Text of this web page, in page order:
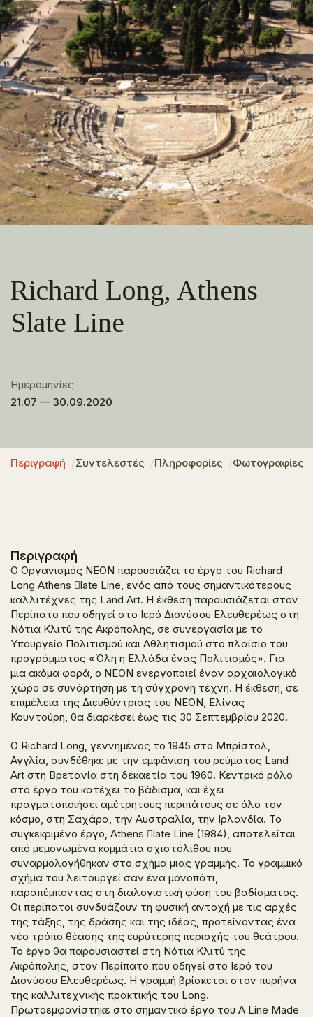
Richard Long, Athens
Slate Line
Ημερομηνίες
21.07 — 30.09.2020
Περιγραφή Συντελεστές Πληροφορίες Φωτογραφίες
Περιγραφή
Ο Οργανισμός ΝΕΟΝ παρουσιάζει το έργο του Richard
Long Athens 􀁞late Line, ενός από τους σημαντικότερους
καλλιτέχνες της Land Art. Η έκθεση παρουσιάζεται στον
Περίπατο που οδηγεί στο Ιερό Διονύσου Ελευθερέως στη
Νότια Κλιτύ της Ακρόπολης, σε συνεργασία με το
Υπουργείο Πολιτισμού και Αθλητισμού στο πλαίσιο του
προγράμματος «Όλη η Ελλάδα ένας Πολιτισμός». Για
μια ακόμα φορά, ο ΝΕΟΝ ενεργοποιεί έναν αρχαιολογικό
χώρο σε συνάρτηση με τη σύγχρονη τέχνη. Η έκθεση, σε
επιμέλεια της Διευθύντριας του ΝΕΟΝ, Ελίνας
Κουντούρη, θα διαρκέσει έως τις 30 Σεπτεμβρίου 2020.
Ο Richard Long, γεννημένος το 1945 στο Μπρίστολ,
Αγγλία, συνδέθηκε με την εμφάνιση του ρεύματος Land
Art στη Βρετανία στη δεκαετία του 1960. Κεντρικό ρόλο
στο έργο του κατέχει το βάδισμα, και έχει
πραγματοποιήσει αμέτρητους περιπάτους σε όλο τον
κόσμο, στη Σαχάρα, την Αυστραλία, την Ιρλανδία. Το
συγκεκριμένο έργο, Athens 􀁞late Line (1984), αποτελείται
από μεμονωμένα κομμάτια σχιστόλιθου που
συναρμολογήθηκαν στο σχήμα μιας γραμμής. Το γραμμικό
σχήμα του λειτουργεί σαν ένα μονοπάτι,
παραπέμποντας στη διαλογιστική φύση του βαδίσματος.
Οι περίπατοι συνδυάζουν τη φυσική αντοχή με τις αρχές
της τάξης, της δράσης και της ιδέας, προτείνοντας ένα
νέο τρόπο θέασης της ευρύτερης περιοχής του θεάτρου.
Το έργο θα παρουσιαστεί στη Νότια Κλιτύ της
Ακρόπολης, στον Περίπατο που οδηγεί στο Ιερό του
Διονύσου Ελευθερέως. Η γραμμή βρίσκεται στον πυρήνα
της καλλιτεχνικής πρακτικής του Long.
Πρωτοεμφανίστηκε στο σημαντικό έργο του A Line Made